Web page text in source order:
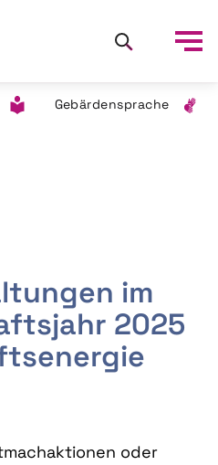
Gebärdensprache
im
2025
oder